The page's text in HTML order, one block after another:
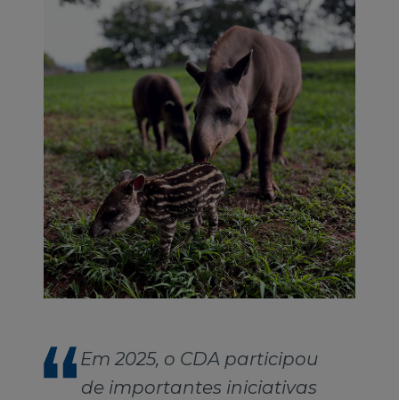
Em 2025, o CDA participou
de importantes iniciativas